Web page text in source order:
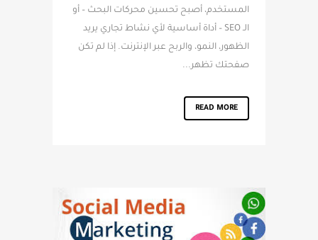
المستخدم، أصبح تحسين محركات البحث – أو
الـ SEO – أداة أساسية لأي نشاط تجاري يريد
الظهور، النمو، والربح عبر الإنترنت. إذا لم تكن
صفحتك تظهر...
READ MORE